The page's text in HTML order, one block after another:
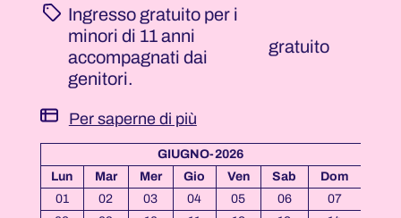
Ingresso gratuito per i
minori di 11 anni
accompagnati dai
genitori.
gratuito
Per saperne di più
GIUGNO-2026
Lun
Mar Mer Gio Ven Sab
Dom
01
02 03 04 05 06
07